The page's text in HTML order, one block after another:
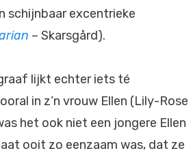
schijnbaar excentrieke
– Skarsgård).
lijkt echter iets té
in z’n vrouw Ellen (Lily-Rose
het ook niet een jongere Ellen
ooit zo eenzaam was, dat ze